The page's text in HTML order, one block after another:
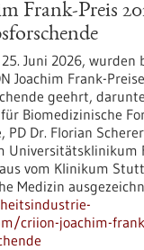
Frank-Preis
Juni 2026, wurden
Joachim Frank-
geehrt,
Biomedizinische
PD Dr. Florian
Universitätsklinikum
vom Klinikum
Medizin
criion-joachim-